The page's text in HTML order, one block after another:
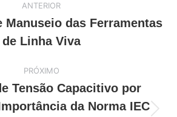
ANTERIOR
anterior:
Manuseio das Ferramentas
de Linha Viva
PRÓXIMO
Tensão Capacitivo por
da Norma IEC